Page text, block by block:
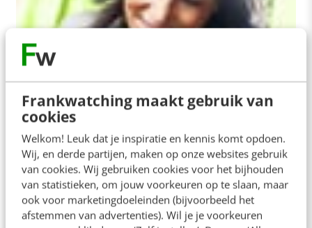
Frankwatching maakt gebruik van
cookies
Welkom! Leuk dat je inspiratie en kennis komt opdoen.
Wij, en derde partijen, maken op onze websites gebruik
van cookies. Wij gebruiken cookies voor het bijhouden
van statistieken, om jouw voorkeuren op te slaan, maar
ook voor marketingdoeleinden (bijvoorbeeld het
afstemmen van advertenties). Wil je je voorkeuren
De zes C’s van een goede webredacteur
Er wordt in het snel veranderde weblandschap
steeds meer gevraagd van online professionals.
Midden in het online werkveld staat de
webredacteur. Maar…